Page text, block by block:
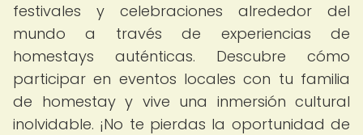
festivales y celebraciones alrededor del
mundo a través de experiencias de
homestays auténticas. Descubre cómo
participar en eventos locales con tu familia
de homestay y vive una inmersión cultural
inolvidable. ¡No te pierdas la oportunidad de